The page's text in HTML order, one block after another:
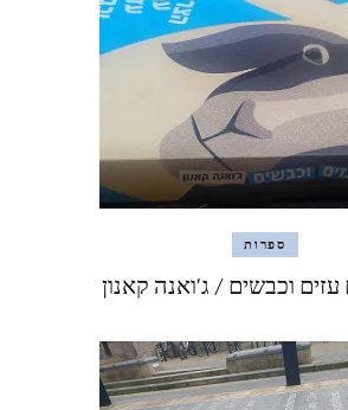
ספרות
וכבשים / ג'ואנה קאנון